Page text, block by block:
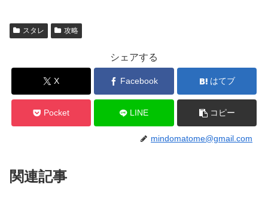
スタレ 攻略
シェアする
X Facebook はてブ
Pocket LINE コピー
mindomatome@gmail.com
関連記事